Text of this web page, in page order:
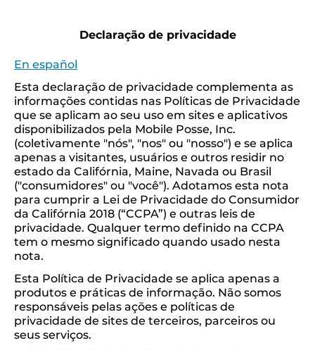
Declaração de privacidade
En español
Esta declaração de privacidade complementa as
informações contidas nas Políticas de Privacidade
que se aplicam ao seu uso em sites e aplicativos
disponibilizados pela Mobile Posse, Inc.
(coletivamente "nós", "nos" ou "nosso") e se aplica
apenas a visitantes, usuários e outros residir no
estado da Califórnia, Maine, Navada ou Brasil
("consumidores" ou "você"). Adotamos esta nota
para cumprir a Lei de Privacidade do Consumidor
da Califórnia 2018 (“CCPA”) e outras leis de
privacidade. Qualquer termo definido na CCPA
tem o mesmo significado quando usado nesta
nota.
Esta Política de Privacidade se aplica apenas a
produtos e práticas de informação. Não somos
responsáveis ​​pelas ações e políticas de
privacidade de sites de terceiros, parceiros ou
seus serviços.